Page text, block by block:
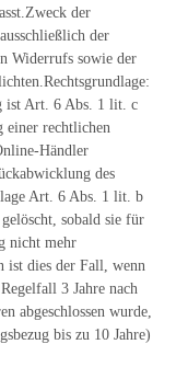
der
der
Widerrufs sowie der
ist Art. 6 Abs. 1 lit. c
einer rechtlichen
Händler
des
Art. 6 Abs. 1 lit. b
sobald sie für
nicht mehr
ist dies der Fall, wenn
3 Jahre nach
abgeschlossen wurde,
bis zu 10 Jahre)